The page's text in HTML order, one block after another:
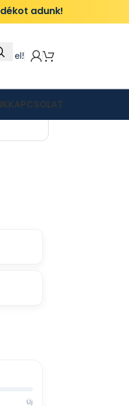
adunk!
el!
KAPCSOLAT
Új